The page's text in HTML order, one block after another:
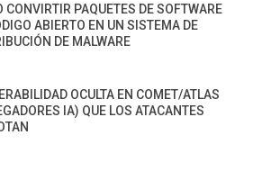
CONVIRTIR PAQUETES DE SOFTWARE
ABIERTO EN UN SISTEMA DE
DE MALWARE
OCULTA EN COMET/ATLAS
IA) QUE LOS ATACANTES